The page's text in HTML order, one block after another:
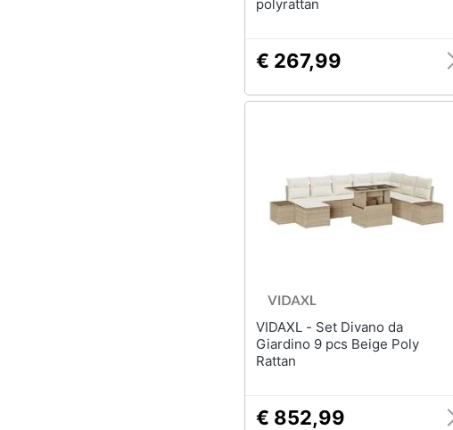
polyrattan
€ 267,99
VIDAXL - Set Divano da
Giardino 9 pcs Beige Poly
Rattan
€ 852,99